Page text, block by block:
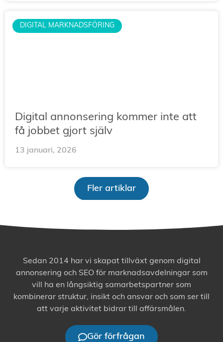
DIGITAL MARKNADSFÖRING
Digital annonsering kommer inte att
få jobbet gjort själv
13 januari, 2026
Fler artiklar
Sedan 2014 har vi skapat tillväxt genom digital
annonsering och SEO för marknadsavdelningar som
vill ha en långsiktig samarbetspartner som
kombinerar struktur, insikt och ansvar och som ser till
att varje aktivitet bidrar till affärsmålen.
Gör förfrågan